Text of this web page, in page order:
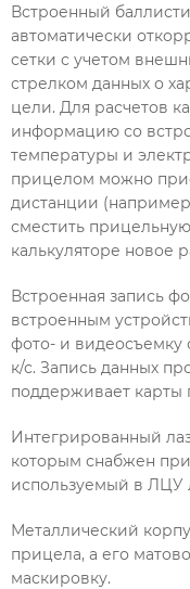
Встроенный
автоматически
сетки с учетом
стрелком данных о
цели. Для расчетов
информацию со
температуры и
прицелом можно
дистанции
сместить прицельную
калькуляторе новое
Встроенная запись
встроенным
фото- и видеосъемку
к/с. Запись данных
поддерживает карты
Интегрированный
которым снабжен
используемый в ЛЦУ
Металлический
прицела, а его
маскировку.